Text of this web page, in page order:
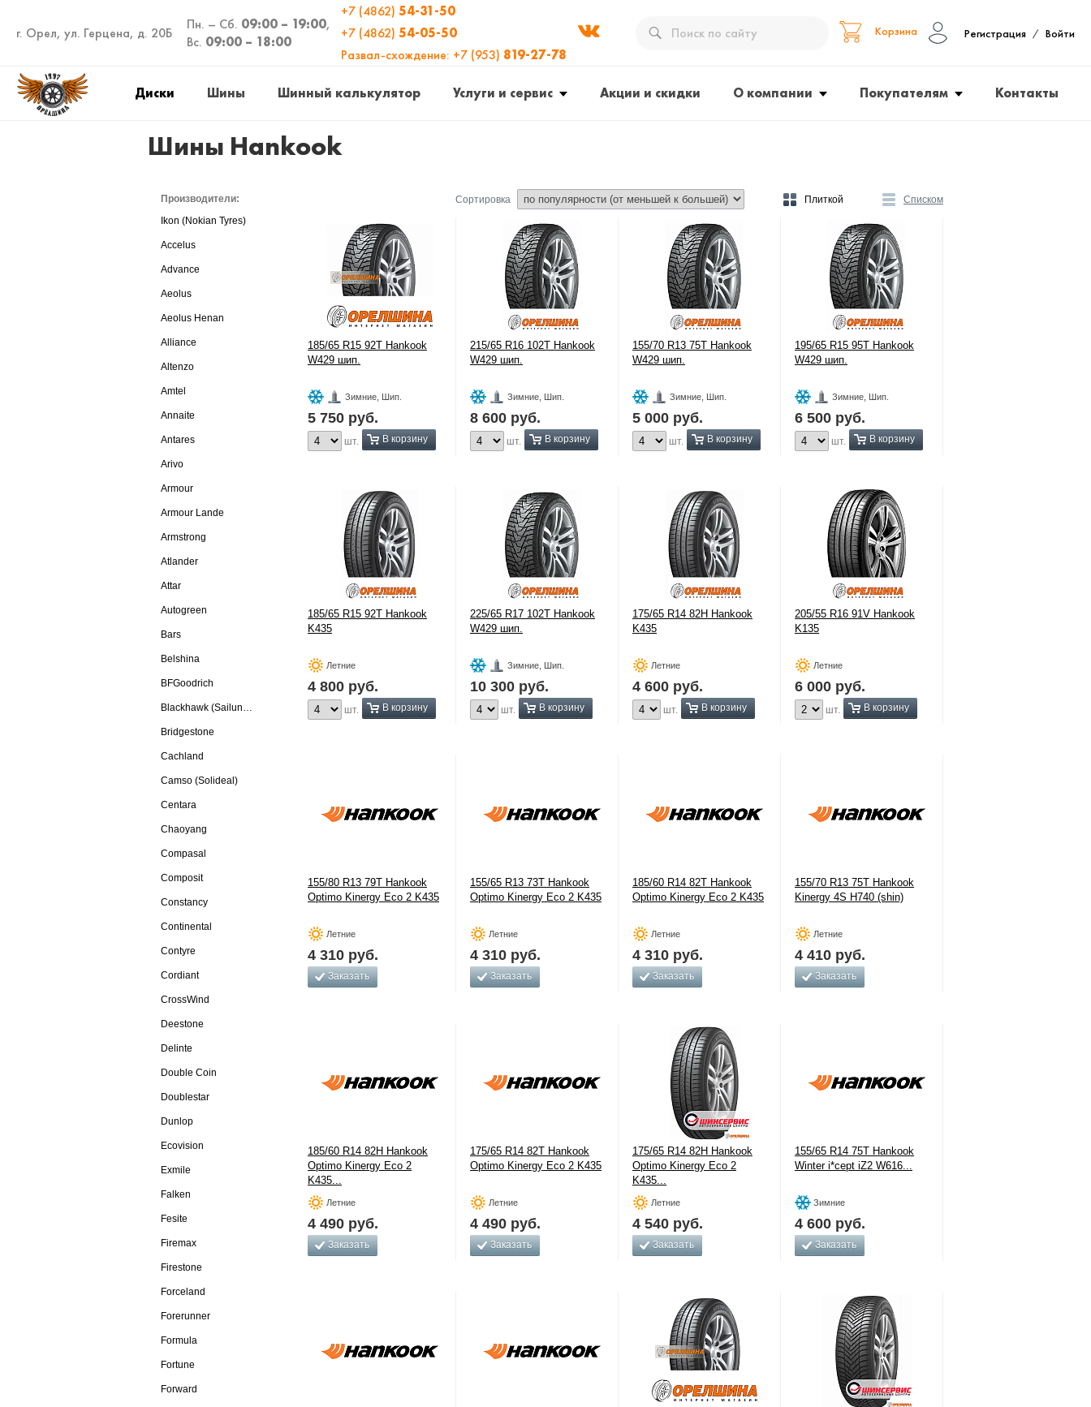
г. Орел, ул. Герцена, д. 20Б
Пн. – Сб. 09:00 – 19:00,
Вс. 09:00 – 18:00
+7 (4862) 54-31-50
+7 (4862) 54-05-50
Развал-схождение: +7 (953) 819-27-78
Корзина Регистрация / Войти
Диски Шины Шинный калькулятор Услуги и сервис Акции и скидки О компании Покупателям Контакты
Шины Hankook
Производители:
Ikon (Nokian Tyres)
Accelus
Advance
Aeolus
Aeolus Henan
Alliance
Altenzo
Amtel
Annaite
Antares
Arivo
Armour
Armour Lande
Armstrong
Atlander
Attar
Autogreen
Bars
Belshina
BFGoodrich
Blackhawk (Sailun Group Co., LTD)
Bridgestone
Cachland
Camso (Solideal)
Centara
Chaoyang
Compasal
Composit
Constancy
Continental
Contyre
Cordiant
CrossWind
Deestone
Delinte
Double Coin
Doublestar
Dunlop
Ecovision
Exmile
Falken
Fesite
Firemax
Firestone
Forceland
Forerunner
Formula
Fortune
Forward
Сортировка Плиткой Списком
185/65 R15 92Т Hankook
W429 шип.
Зимние, Шип.
5 750 руб.
шт. В корзину
215/65 R16 102T Hankook
W429 шип.
Зимние, Шип.
8 600 руб.
шт. В корзину
155/70 R13 75T Hankook
W429 шип.
Зимние, Шип.
5 000 руб.
шт. В корзину
195/65 R15 95T Hankook
W429 шип.
Зимние, Шип.
6 500 руб.
шт. В корзину
185/65 R15 92T Hankook
K435
Летние
4 800 руб.
шт. В корзину
225/65 R17 102T Hankook
W429 шип.
Зимние, Шип.
10 300 руб.
шт. В корзину
175/65 R14 82H Hankook
K435
Летние
4 600 руб.
шт. В корзину
205/55 R16 91V Hankook
K135
Летние
6 000 руб.
шт. В корзину
155/80 R13 79T Hankook
Optimo Kinergy Eco 2 K435
Летние
4 310 руб.
Заказать
155/65 R13 73T Hankook
Optimo Kinergy Eco 2 K435
Летние
4 310 руб.
Заказать
185/60 R14 82T Hankook
Optimo Kinergy Eco 2 K435
Летние
4 310 руб.
Заказать
155/70 R13 75T Hankook
Kinergy 4S H740 (shin)
Летние
4 410 руб.
Заказать
185/60 R14 82H Hankook
Optimo Kinergy Eco 2
K435...
Летние
4 490 руб.
Заказать
175/65 R14 82T Hankook
Optimo Kinergy Eco 2 K435
Летние
4 490 руб.
Заказать
175/65 R14 82H Hankook
Optimo Kinergy Eco 2
K435...
Летние
4 540 руб.
Заказать
155/65 R14 75T Hankook
Winter i*cept iZ2 W616...
Зимние
4 600 руб.
Заказать